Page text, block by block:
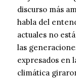
discurso más
habla del
actuales no
las
expresados ​​en
climática